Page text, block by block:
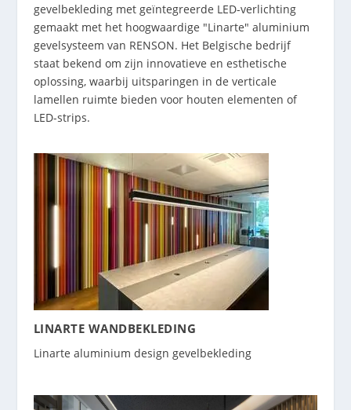
gevelbekleding met geïntegreerde LED-verlichting
gemaakt met het hoogwaardige "Linarte" aluminium
gevelsysteem van RENSON. Het Belgische bedrijf
staat bekend om zijn innovatieve en esthetische
oplossing, waarbij uitsparingen in de verticale
lamellen ruimte bieden voor houten elementen of
LED-strips.
LINARTE WANDBEKLEDING
Linarte aluminium design gevelbekleding